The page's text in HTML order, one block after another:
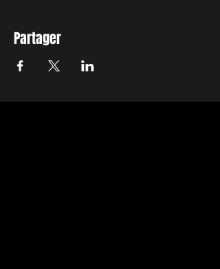
Partager